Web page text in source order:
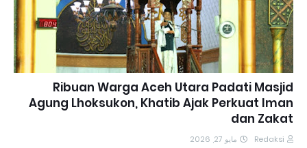
Ribuan Warga Aceh Utara Padati Masjid
Agung Lhoksukon, Khatib Ajak Perkuat Iman
dan Zakat
Redaksi مايو 27, 2026